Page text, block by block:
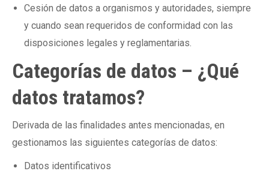
Cesión de datos a organismos y autoridades, siempre
y cuando sean requeridos de conformidad con las
disposiciones legales y reglamentarias.
Categorías de datos – ¿Qué
datos tratamos?
Derivada de las finalidades antes mencionadas, en
gestionamos las siguientes categorías de datos:
Datos identificativos